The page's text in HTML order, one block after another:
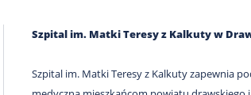
Szpital im. Matki Teresy z Kalkuty w
Szpital im. Matki Teresy z Kalkuty zapewnia